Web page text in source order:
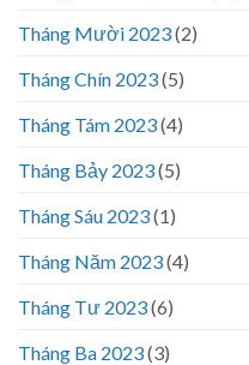
Tháng Mười 2023(2)
Tháng Chín 2023(5)
Tháng Tám 2023(4)
Tháng Bảy 2023(5)
Tháng Sáu 2023(1)
Tháng Năm 2023(4)
Tháng Tư 2023(6)
Tháng Ba 2023(3)